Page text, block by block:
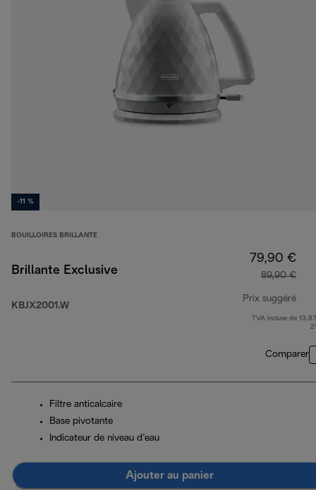
-11 %
BOUILLOIRES BRILLANTE
Brillante Exclusive
KBJX2001.W
79,90 €
89,90 €
Prix suggéré
TVA incluse de
Comparer
Filtre anticalcaire
Base pivotante
Indicateur de niveau d’eau
Ajouter au panier